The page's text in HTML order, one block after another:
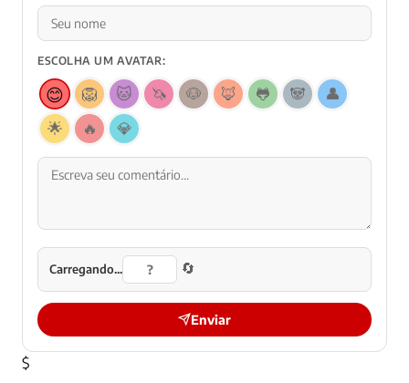
ESCOLHA UM AVATAR:
😊 🦁 🐱 🦄 🐶 🦊 🐸 🐼
👤
🌟
🔥 💎
Carregando... 🔄
Enviar
$